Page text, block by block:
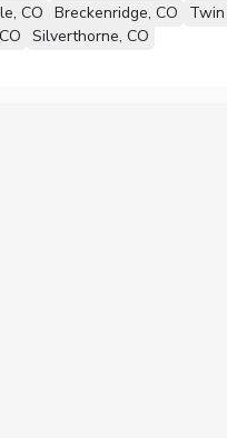
CO Breckenridge, CO Twin
Silverthorne, CO